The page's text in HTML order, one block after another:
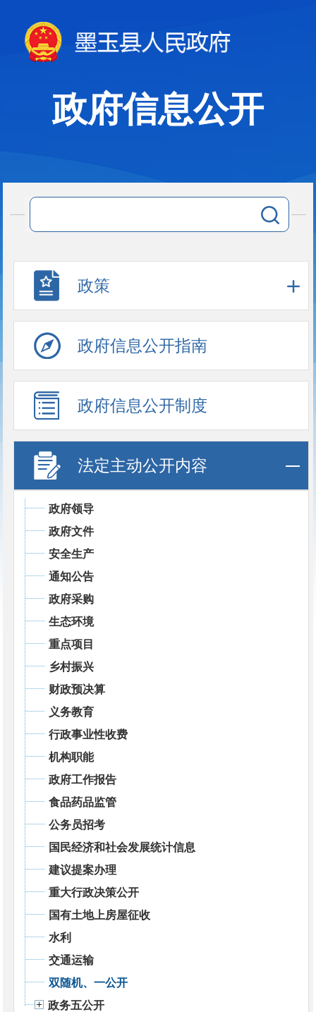
政府信息公开
政策
政府信息公开指南
政府信息公开制度
法定主动公开内容
政府领导
政府文件
安全生产
通知公告
政府采购
生态环境
重点项目
乡村振兴
财政预决算
义务教育
行政事业性收费
机构职能
政府工作报告
食品药品监管
公务员招考
国民经济和社会发展统计信息
建议提案办理
重大行政决策公开
国有土地上房屋征收
水利
交通运输
双随机、一公开
政务五公开